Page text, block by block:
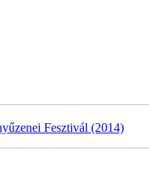
Fesztivál (2014)